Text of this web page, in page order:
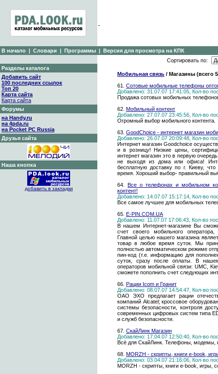
В начало | Словари | Программы | Версия для просмотра на КПК
Разделы каталога
Добавить сайт
100 последних ссылок
Топ 20
Карта сайта
Карта сайта
Форумы
на Handy.ru
на 4pda.ru
на Pocket PC Russia
Друзья сайта
Наша кнопка
добавить в закладки
Сортировать по:
Мобильная связь / Магазины (всего
61. Сотовые мобильные телефоны
Добавлено: 31.07.07 17:41:05, Кол-во
Продажа сотовых мобильных
62. Мобильный контент
Добавлено: 27.07.07 23:45:56, Кол-во
Огромный выбор мобильного контента.
63. GoodChoice - интернет магазин
Добавлено: 26.07.07 20:09:48, Кол-во
Интернет магазин Goodchoice
и в розницу! Низкие цены,
интернет магазин это в первую
не выходя из дома или офиса!
бесплатную доставку по г. Киеву,
время. Хороший выбор- правильный
64.Все о телефонах и мобильном
контент!
Добавлено: 14.07.07 15:17:14, Кол-во
Все самое лучшее для мобильных
65. E-PIN.COM.UA
Добавлено: 11.07.07 17:06:43, Кол-во
В нашем Интернет-магазине Вы
счет своего мобильного
Главной целью нашего магазина
товар в любое время суток. Мы
полностью автоматическом режиме
пин-код (т.е. информацию для
суток, сразу после оплаты. В
операторов мобильной связи: UMC,
сможете пополнить счет следующих
66. Рации Icom и Гранит
Добавлено: 08.07.07 14:54:47, Кол-во
ОАО ЭХО предлагает рации
компаний Alcatel; кроссовое
системы безопасности, контроля
современных цифровых систем типа
и служб безопасности.
67. СкайЛинк Магазин
Добавлено: 17.04.07 12:50:40, Кол-во
Всё для СкайЛинк. Телефоны, модемы,
68. MORZH - скрипты, книги e-book,
Добавлено: 03.04.07 21:16:06, Кол-во
MORZH - скрипты, книги e-book, игры,